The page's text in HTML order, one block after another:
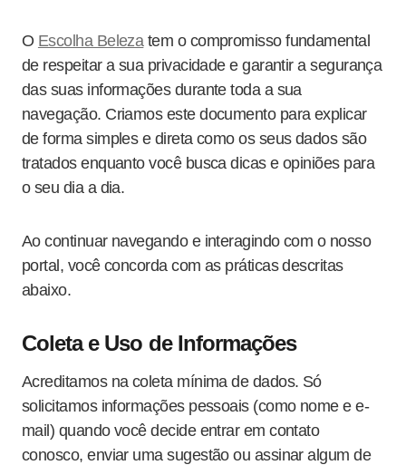
O Escolha Belezatem o compromisso fundamental
de respeitar a sua privacidade e garantir a segurança
das suas informações durante toda a sua
navegação. Criamos este documento para explicar
de forma simples e direta como os seus dados são
tratados enquanto você busca dicas e opiniões para
o seu dia a dia.
Ao continuar navegando e interagindo com o nosso
portal, você concorda com as práticas descritas
abaixo.
Coleta e Uso de Informações
Acreditamos na coleta mínima de dados. Só
solicitamos informações pessoais (como nome e e-
mail) quando você decide entrar em contato
conosco, enviar uma sugestão ou assinar algum de